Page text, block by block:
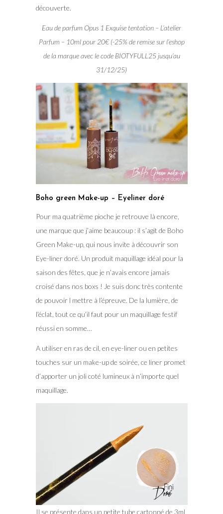
découverte.
Eau de parfum Opus 1 Exquise tentation – L’atelier
Parfum – 10ml pour 20€ (-25% de remise sur l’eshop
de la marque avec le code BIOTYFULL25 jusqu’au
31/12/25)
Boho green Make-up – Eyeliner doré
Pour ma quatrième pioche je retrouve là encore,
une marque que j’aime beaucoup : il s’agit de Boho
Green Make-up, qui nous invite à découvrir son
Eye-liner doré. Un produit maquillage idéal pour la
saison des fêtes, que je n’avais encore jamais
croisé dans nos boxs ! Je suis donc très contente
de pouvoir l mettre à l’épreuve. De la lumière, de
l’éclat, tout ce qu’il faut pour un maquillage festif
réussi en somme…
A utiliser en ras de cil, en eye-liner ou en petites
touches sur un make-up de soirée, ce liner promet
d’apporter un joli coté lumineux à n’importe quel
maquillage.
Il se présente dans un petite tube cartonné de 3ml